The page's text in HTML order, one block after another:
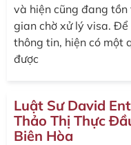
và hiện cũng đang
gian chờ xử lý visa.
thông tin, hiện có một
được
Luật Sư David
Thảo Thị Thực
Biên Hòa